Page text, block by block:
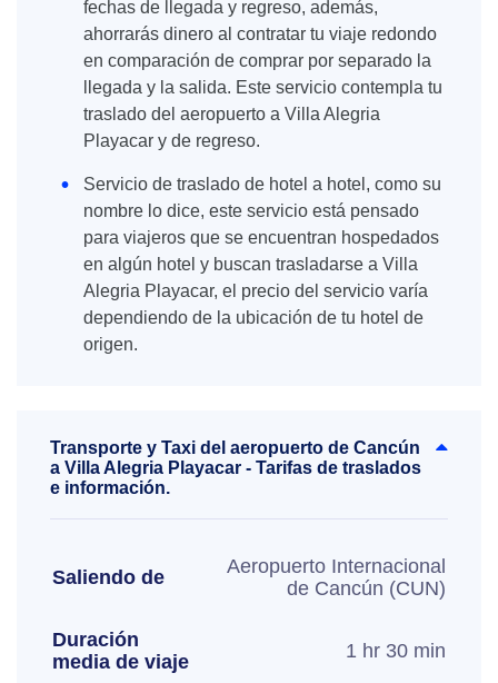
fechas de llegada y regreso, además,
ahorrarás dinero al contratar tu viaje redondo
en comparación de comprar por separado la
llegada y la salida. Este servicio contempla tu
traslado del aeropuerto a Villa Alegria
Playacar y de regreso.
Servicio de traslado de hotel a hotel, como su
nombre lo dice, este servicio está pensado
para viajeros que se encuentran hospedados
en algún hotel y buscan trasladarse a Villa
Alegria Playacar, el precio del servicio varía
dependiendo de la ubicación de tu hotel de
origen.
Transporte y Taxi del aeropuerto de Cancún
a Villa Alegria Playacar - Tarifas de traslados
e información.
Saliendo de
Aeropuerto Internacional
de Cancún (CUN)
Duración
media de viaje
1 hr 30 min